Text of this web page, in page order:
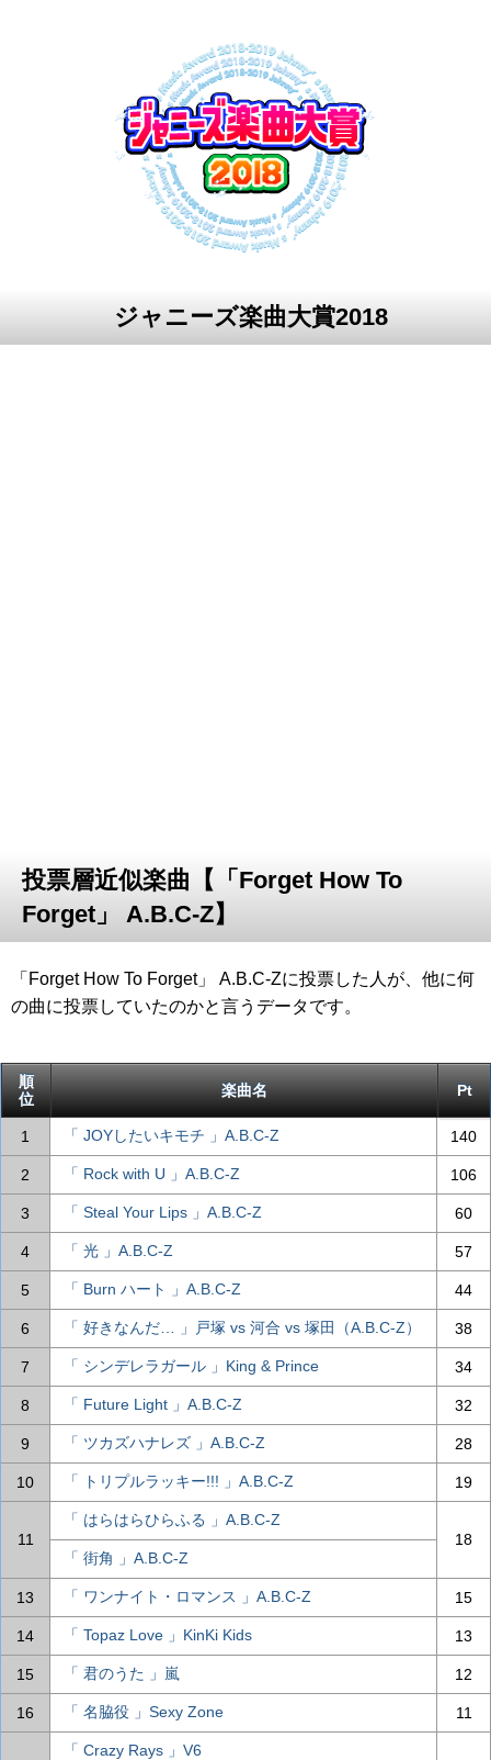
ジャニーズ楽曲大賞2018
投票層近似楽曲【「Forget How To
Forget」 A.B.C-Z】
「Forget How To Forget」 A.B.C-Zに投票した人が、他に何
の曲に投票していたのかと言うデータです。
順
位
楽曲名 Pt
1 「 JOYしたいキモチ 」A.B.C-Z 140
2 「 Rock with U 」A.B.C-Z 106
3 「 Steal Your Lips 」A.B.C-Z 60
4 「 光 」A.B.C-Z 57
5 「 Burn ハート 」A.B.C-Z 44
6 「 好きなんだ… 」戸塚 vs 河合 vs 塚田（A.B.C-Z） 38
7 「 シンデレラガール 」King & Prince 34
8 「 Future Light 」A.B.C-Z 32
9 「 ツカズハナレズ 」A.B.C-Z 28
10 「 トリプルラッキー!!! 」A.B.C-Z 19
11
「 はらはらひらふる 」A.B.C-Z
18
「 街角 」A.B.C-Z
13 「 ワンナイト・ロマンス 」A.B.C-Z 15
14 「 Topaz Love 」KinKi Kids 13
15 「 君のうた 」嵐 12
16 「 名脇役 」Sexy Zone 11
「 Crazy Rays 」V6